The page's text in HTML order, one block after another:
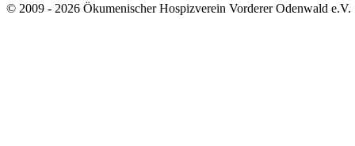
© 2009 - 2026 Ökumenischer Hospizverein Vorderer Odenwald e.V.